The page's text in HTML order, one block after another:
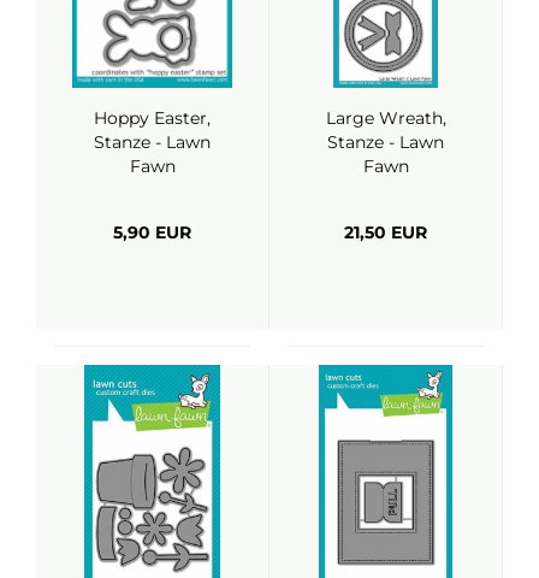
Hoppy Easter,
Stanze - Lawn
Fawn
5,90 EUR
Large Wreath,
Stanze - Lawn
Fawn
21,50 EUR